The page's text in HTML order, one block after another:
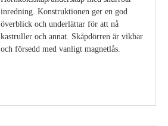
inredning. Konstruktionen ger en god
överblick och underlättar för att nå
kastruller och annat. Skåpdörren är vikbar
och försedd med vanligt magnetlås.